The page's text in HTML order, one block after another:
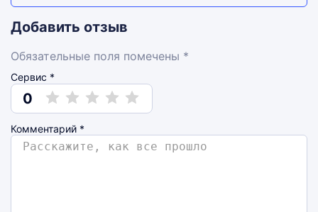
Добавить отзыв
Обязательные поля помечены *
Сервис *
0
Комментарий *